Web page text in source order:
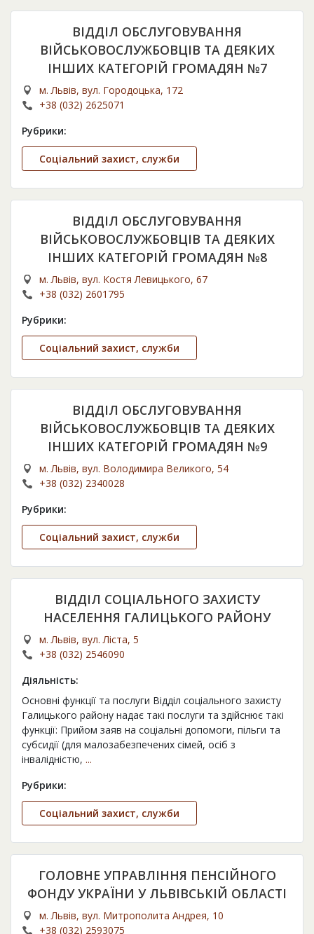
ВІДДІЛ ОБСЛУГОВУВАННЯ
ВІЙСЬКОВОСЛУЖБОВЦІВ ТА ДЕЯКИХ
ІНШИХ КАТЕГОРІЙ ГРОМАДЯН №7
м. Львів, вул. Городоцька, 172
+38 (032) 2625071
Рубрики:
Соціальний захист, служби
ВІДДІЛ ОБСЛУГОВУВАННЯ
ВІЙСЬКОВОСЛУЖБОВЦІВ ТА ДЕЯКИХ
ІНШИХ КАТЕГОРІЙ ГРОМАДЯН №8
м. Львів, вул. Костя Левицького, 67
+38 (032) 2601795
Рубрики:
Соціальний захист, служби
ВІДДІЛ ОБСЛУГОВУВАННЯ
ВІЙСЬКОВОСЛУЖБОВЦІВ ТА ДЕЯКИХ
ІНШИХ КАТЕГОРІЙ ГРОМАДЯН №9
м. Львів, вул. Володимира Великого, 54
+38 (032) 2340028
Рубрики:
Соціальний захист, служби
ВІДДІЛ СОЦІАЛЬНОГО ЗАХИСТУ
НАСЕЛЕННЯ ГАЛИЦЬКОГО РАЙОНУ
м. Львів, вул. Ліста, 5
+38 (032) 2546090
Діяльність:
Основні функції та послуги Відділ соціального захисту
Галицького району надає такі послуги та здійснює такі
функції: Прийом заяв на соціальні допомоги, пільги та
субсидії (для малозабезпечених сімей, осіб з
інвалідністю, ...
Рубрики:
Соціальний захист, служби
ГОЛОВНЕ УПРАВЛІННЯ ПЕНСІЙНОГО
ФОНДУ УКРАЇНИ У ЛЬВІВСЬКІЙ ОБЛАСТІ
м. Львів, вул. Митрополита Андрея, 10
+38 (032) 2593075